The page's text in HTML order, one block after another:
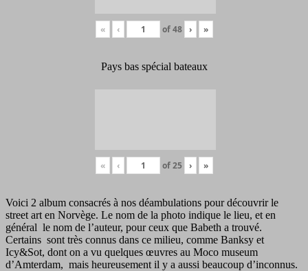
« ‹ of48 › »
Pays bas spécial bateaux
« ‹ of25 › »
Voici 2 album consacrés à nos déambulations pour découvrir le
street art en Norvège. Le nom de la photo indique le lieu, et en
général le nom de l’auteur, pour ceux que Babeth a trouvé.
Certains sont très connus dans ce milieu, comme Banksy et
Icy&Sot, dont on a vu quelques œuvres au Moco museum
d’Amterdam, mais heureusement il y a aussi beaucoup d’inconnus.